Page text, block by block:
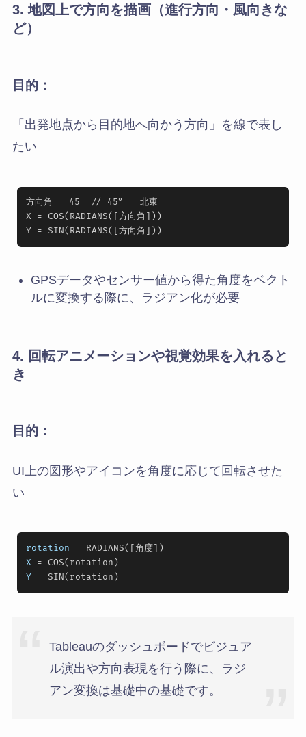
3. 地図上で方向を描画（進行方向・風向きな
ど）
目的：
「出発地点から目的地へ向かう方向」を線で表し
たい
方向角 = 45  // 45° = 北東
X = COS(RADIANS([方向角]))
GPSデータやセンサー値から得た角度をベクト
ルに変換する際に、ラジアン化が必要
4. 回転アニメーションや視覚効果を入れると
き
目的：
UI上の図形やアイコンを角度に応じて回転させた
い
rotation
X
Y
Tableauのダッシュボードでビジュア
ル演出や方向表現を行う際に、ラジ
アン変換は基礎中の基礎です。